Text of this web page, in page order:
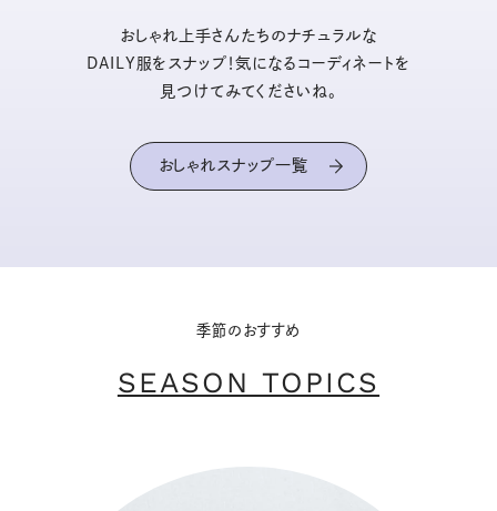
おしゃれ上手さんたちのナチュラルな
DAILY服をスナップ！気になるコーディネートを
見つけてみてくださいね。
おしゃれスナップ一覧
季節のおすすめ
SEASON TOPICS